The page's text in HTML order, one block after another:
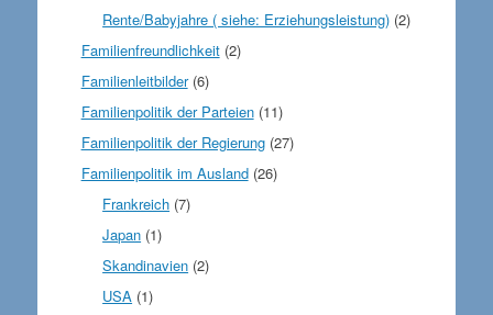
Rente/Babyjahre ( siehe: Erziehungsleistung) (2)
Familienfreundlichkeit(2)
Familienleitbilder(6)
Familienpolitik der Parteien(11)
Familienpolitik der Regierung(27)
Familienpolitik im Ausland(26)
Frankreich (7)
Japan (1)
Skandinavien (2)
USA (1)